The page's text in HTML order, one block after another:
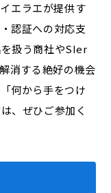
エラエが提供す
認証への対応支
扱う商社やSIer
消する絶好の機会
何から手をつけ
、ぜひご参加く